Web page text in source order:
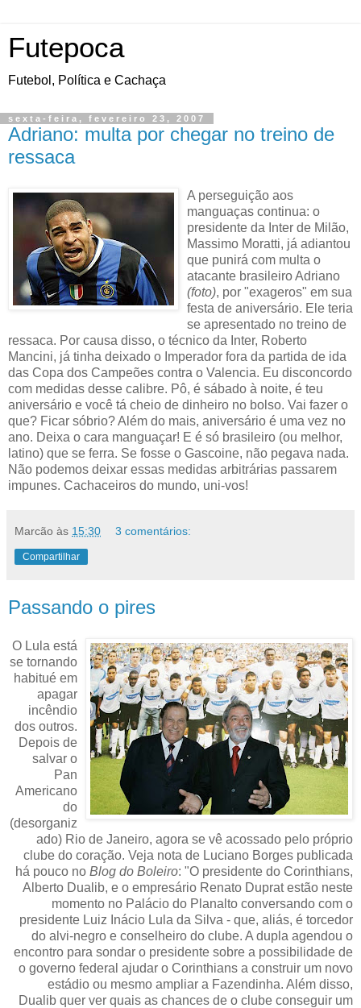
Futepoca
Futebol, Política e Cachaça
sexta-feira, fevereiro 23, 2007
Adriano: multa por chegar no treino de
ressaca
A perseguição aos
manguaças continua: o
presidente da Inter de Milão,
Massimo Moratti, já adiantou
que punirá com multa o
atacante brasileiro Adriano
(foto), por "exageros" em sua
festa de aniversário. Ele teria
se apresentado no treino de
ressaca. Por causa disso, o técnico da Inter, Roberto
Mancini, já tinha deixado o Imperador fora da partida de ida
das Copa dos Campeões contra o Valencia. Eu disconcordo
com medidas desse calibre. Pô, é sábado à noite, é teu
aniversário e você tá cheio de dinheiro no bolso. Vai fazer o
que? Ficar sóbrio? Além do mais, aniversário é uma vez no
ano. Deixa o cara manguaçar! E é só brasileiro (ou melhor,
latino) que se ferra. Se fosse o Gascoine, não pegava nada.
Não podemos deixar essas medidas arbitrárias passarem
impunes. Cachaceiros do mundo, uni-vos!
Marcão às 15:30 3 comentários:
Compartilhar
Passando o pires
O Lula está
se tornando
habitué em
apagar
incêndio
dos outros.
Depois de
salvar o
Pan
Americano
do
(desorganiz
ado) Rio de Janeiro, agora se vê acossado pelo próprio
clube do coração. Veja nota de Luciano Borges publicada
há pouco no Blog do Boleiro: "O presidente do Corinthians,
Alberto Dualib, e o empresário Renato Duprat estão neste
momento no Palácio do Planalto conversando com o
presidente Luiz Inácio Lula da Silva - que, aliás, é torcedor
do alvi-negro e conselheiro do clube. A dupla agendou o
encontro para sondar o presidente sobre a possibilidade de
o governo federal ajudar o Corinthians a construir um novo
estádio ou mesmo ampliar a Fazendinha. Além disso,
Dualib quer ver quais as chances de o clube conseguir um